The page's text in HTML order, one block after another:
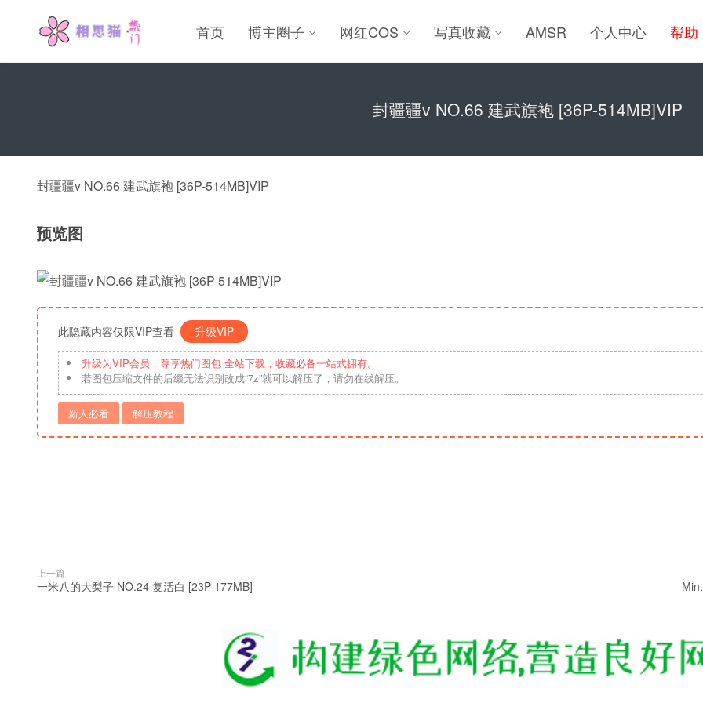
首页 博主圈子 网红COS 写真收藏 AMSR 个人中心 帮助
封疆疆v NO.66 建武旗袍 [36P-514MB]VIP
封疆疆v NO.66 建武旗袍 [36P-514MB]VIP
预览图
此隐藏内容仅限VIP查看 升级VIP
升级为VIP会员，尊享热门图包 全站下载，收藏必备一站式拥有。
若图包压缩文件的后缀无法识别改成“7z”就可以解压了，请勿在线解压。
新人必看 解压教程
上一篇
一米八的大梨子 NO.24 复活白 [23P-177MB]